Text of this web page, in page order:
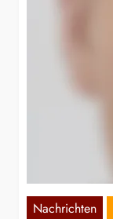
Nachrichten